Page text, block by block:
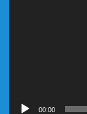
00:00